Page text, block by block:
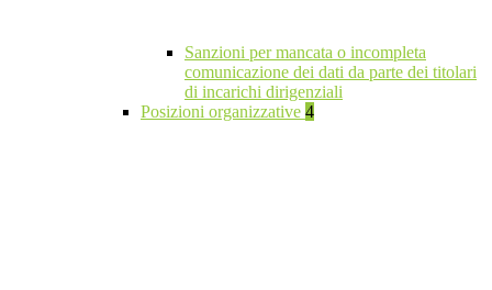
Sanzioni per mancata o incompleta
comunicazione dei dati da parte dei titolari
di incarichi dirigenziali
Posizioni organizzative 4